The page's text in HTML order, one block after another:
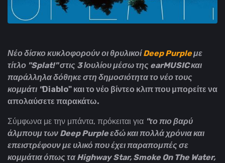
Νέο δίσκο κυκλοφορούν οι θρυλικοίDeep Purpleμε
τίτλο "Splat!" στις 3 Ιουλίου μέσω της earMUSIC και
παράλληλα δόθηκε στη δημοσιότητα το νέο τους
κομμάτι "Diablo" και το νέο βίντεο κλιπ που μπορείτε να
απολαύσετε παρακάτω.
Σύμφωνα με την μπάντα, πρόκειται για "το πιο βαρύ
άλμπουμ των Deep Purple εδώ και πολλά χρόνια και
επειστρέφουν με υλικό που έχει παραπομπές σε
κομμάτια όπως τα Highway Star, Smoke On The Water,